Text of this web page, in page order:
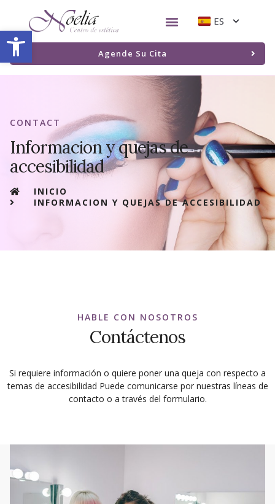
Abrir barra de herramientas
ES
Agende Su Cita
CONTACT
Informacion y quejas de
accesibilidad
INICIO
INFORMACION Y QUEJAS DE ACCESIBILIDAD
HABLE CON NOSOTROS
Contáctenos
Si requiere información o quiere poner una queja con respecto a
temas de accesibilidad Puede comunicarse por nuestras líneas de
contacto o a través del formulario.